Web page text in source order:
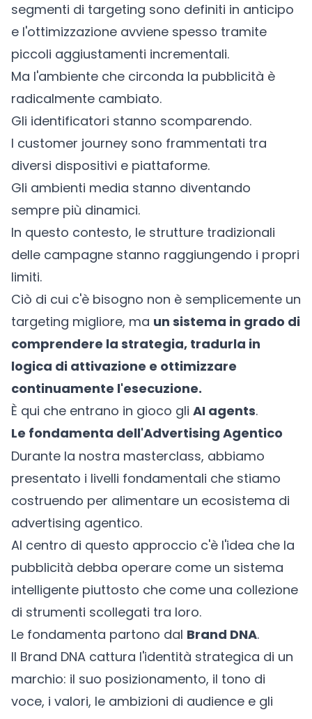
segmenti di targeting sono definiti in anticipo
e l'ottimizzazione avviene spesso tramite
piccoli aggiustamenti incrementali.
Ma l'ambiente che circonda la pubblicità è
radicalmente cambiato.
Gli identificatori stanno scomparendo.
I customer journey sono frammentati tra
diversi dispositivi e piattaforme.
Gli ambienti media stanno diventando
sempre più dinamici.
In questo contesto, le strutture tradizionali
delle campagne stanno raggiungendo i propri
limiti.
Ciò di cui c'è bisogno non è semplicemente un
targeting migliore, ma un sistema in grado di
comprendere la strategia, tradurla in
logica di attivazione e ottimizzare
continuamente l'esecuzione.
È qui che entrano in gioco gli AI agents.
Le fondamenta dell'Advertising Agentico
Durante la nostra masterclass, abbiamo
presentato i livelli fondamentali che stiamo
costruendo per alimentare un ecosistema di
advertising agentico.
Al centro di questo approccio c'è l'idea che la
pubblicità debba operare come un sistema
intelligente piuttosto che come una collezione
di strumenti scollegati tra loro.
Le fondamenta partono dal Brand DNA.
Il Brand DNA cattura l'identità strategica di un
marchio: il suo posizionamento, il tono di
voce, i valori, le ambizioni di audience e gli